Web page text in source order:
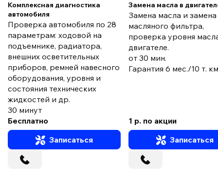
Комплексная диагностика
автомобиля
Проверка автомобиля по 28
параметрам: ходовой на
подъемнике, радиатора,
внешних осветительных
приборов, ремней навесного
оборудования, уровня и
состояния технических
жидкостей и др.
30 минут
Бесплатно
Записаться
Замена масла в
Замена масла и замена
масляного фильтра,
проверка уровня
двигателе.
от 30 мин.
Гарантия 6 мес./10 т.
1 р. по акции
Записаться